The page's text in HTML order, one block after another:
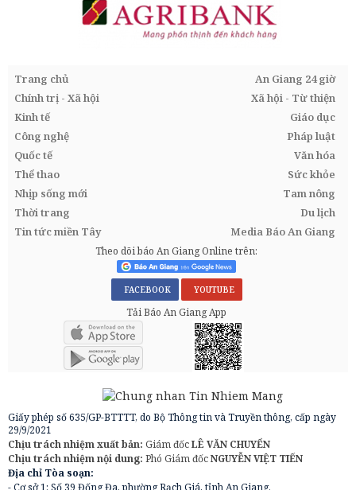
Trang chủ
An Giang 24 giờ
Chính trị - Xã hội
Xã hội - Từ thiện
Kinh tế
Giáo dục
Công nghệ
Pháp luật
Quốc tế
Văn hóa
Thể thao
Sức khỏe
Nhịp sống mới
Tam nông
Thời trang
Du lịch
Tin tức miền Tây
Media Báo An Giang
Theo dõi báo An Giang Online trên:
FACEBOOK YOUTUBE
Tải Báo An Giang App
Giấy phép số 635/GP-BTTTT, do Bộ Thông tin và Truyền thông, cấp ngày
29/9/2021
Chịu trách nhiệm xuất bản: Giám đốcLÊ VĂN CHUYỂN
Chịu trách nhiệm nội dung: Phó Giám đốcNGUYỄN VIỆT TIẾN
Địa chỉ Tòa soạn:
- Cơ sở 1: Số 39 Đống Đa, phường Rạch Giá, tỉnh An Giang.